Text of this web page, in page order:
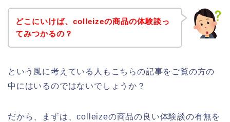
どこにいけば、colleizeの商品の体験談っ
てみつかるの？
という風に考えている人もこちらの記事をご覧の方の
中にはいるのではないでしょうか？
だから、まずは、colleizeの商品の良い体験談の有無を